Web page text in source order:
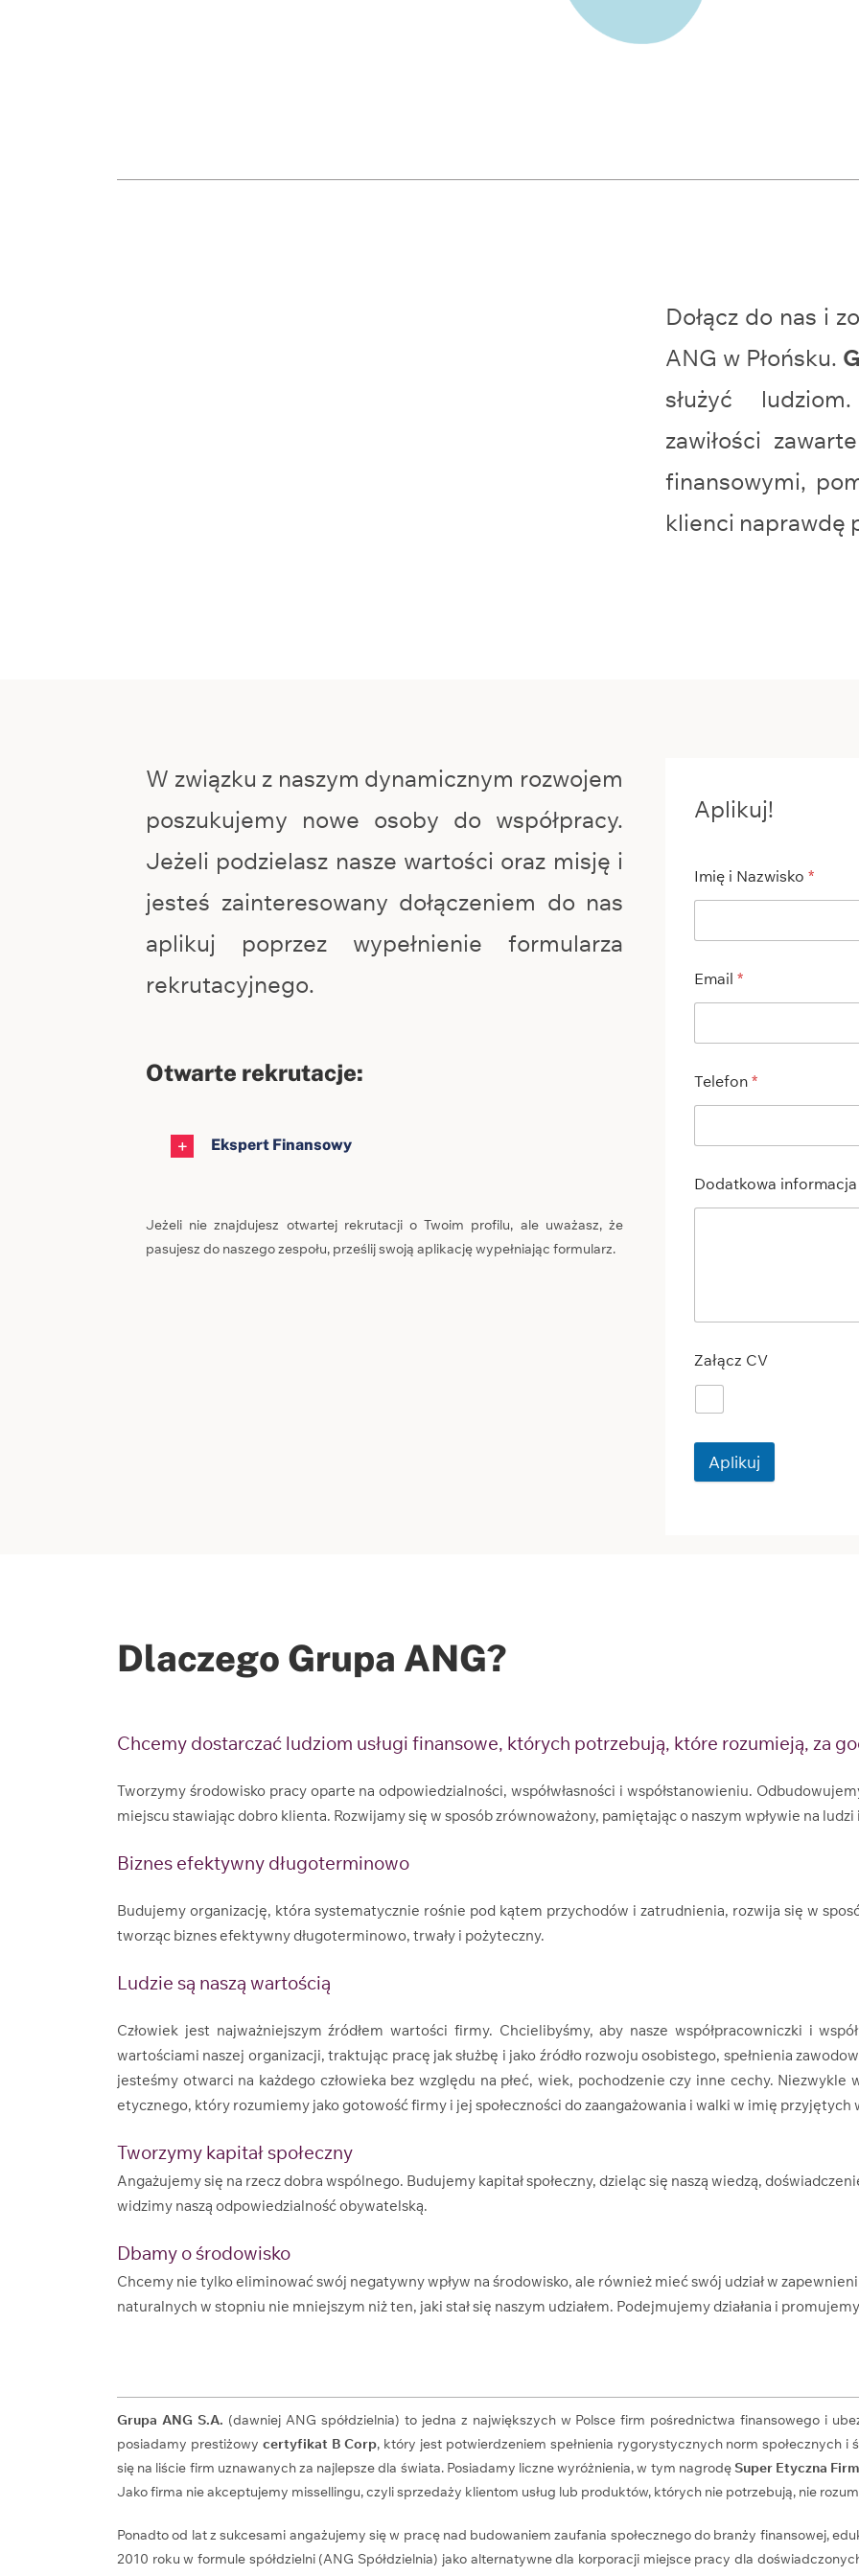
Dołącz do nas i
ANG w Płońsku.
służyć
zawiłości
finansowymi,
klienci naprawdę
W związku z naszym dynamicznym rozwojem
poszukujemy nowe osoby do współpracy.
Jeżeli podzielasz nasze wartości oraz misję i
jesteś zainteresowany dołączeniem do nas
aplikuj poprzez wypełnienie formularza
rekrutacyjnego.
Otwarte rekrutacje:
Ekspert Finansowy
Jeżeli nie znajdujesz otwartej rekrutacji o Twoim profilu, ale uważasz, że
pasujesz do naszego zespołu, prześlij swoją aplikację wypełniając formularz.
Aplikuj!
Imię i Nazwisko *
Email *
Telefon *
Dodatkowa
Załącz CV
Aplikuj
Dlaczego Grupa ANG?
Chcemy dostarczać ludziom usługi finansowe, których potrzebują, które rozumieją, za
Tworzymy środowisko pracy oparte na odpowiedzialności, współwłasności i współstanowieniu.
miejscu stawiając dobro klienta. Rozwijamy się w sposób zrównoważony, pamiętając o naszym wpływie na ludzi
Biznes efektywny długoterminowo
Budujemy organizację, która systematycznie rośnie pod kątem przychodów i zatrudnienia, rozwija się w
tworząc biznes efektywny długoterminowo, trwały i pożyteczny.
Ludzie są naszą wartością
Człowiek jest najważniejszym źródłem wartości firmy. Chcielibyśmy, aby nasze współpracowniczki i
wartościami naszej organizacji, traktując pracę jak służbę i jako źródło rozwoju osobistego, spełnienia
jesteśmy otwarci na każdego człowieka bez względu na płeć, wiek, pochodzenie czy inne cechy. Niezwykle
etycznego, który rozumiemy jako gotowość firmy i jej społeczności do zaangażowania i walki w imię przyjętych
Tworzymy kapitał społeczny
Angażujemy się na rzecz dobra wspólnego. Budujemy kapitał społeczny, dzieląc się naszą wiedzą,
widzimy naszą odpowiedzialność obywatelską.
Dbamy o środowisko
Chcemy nie tylko eliminować swój negatywny wpływ na środowisko, ale również mieć swój udział w
naturalnych w stopniu nie mniejszym niż ten, jaki stał się naszym udziałem. Podejmujemy działania i
Grupa ANG S.A. (dawniej ANG spółdzielnia) to jedna z największych w Polsce firm pośrednictwa finansowego i
posiadamy prestiżowy certyfikat B Corp, który jest potwierdzeniem spełnienia rygorystycznych norm społecznych i
się na liście firm uznawanych za najlepsze dla świata. Posiadamy liczne wyróżnienia, w tym nagrodęSuper Etyczna
Jako firma nie akceptujemy missellingu, czyli sprzedaży klientom usług lub produktów, których nie potrzebują, nie
Ponadto od lat z sukcesami angażujemy się w pracę nad budowaniem zaufania społecznego do branży finansowej,
2010 roku w formule spółdzielni (ANG Spółdzielnia) jako alternatywne dla korporacji miejsce pracy dla